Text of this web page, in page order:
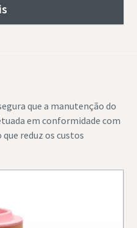
que a manutenção do
em conformidade com
reduz os custos